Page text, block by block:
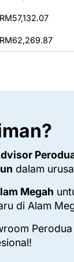
RM57,132.07
RM62,269.87
dalam
Megah
di Alam